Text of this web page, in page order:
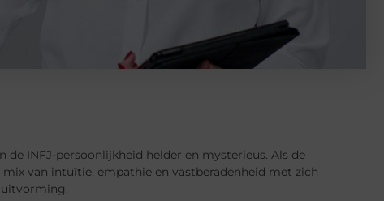
INFJ-persoonlijkheid helder en mysterieus. Als de
van intuïtie, empathie en vastberadenheid met zich